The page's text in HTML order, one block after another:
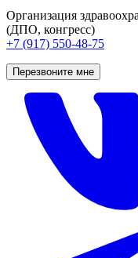
Организация
(ДПО, конгресс)
+7 (917) 550-48-75
Перезвоните мне